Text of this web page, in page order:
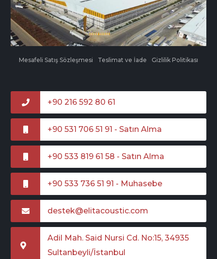
Mesafeli Satış Sözleşmesi Teslimat ve İade Gizlilik Politikası
+90 216 592 80 61
+90 531 706 51 91 - Satın Alma
+90 533 819 61 58 - Satın Alma
+90 533 736 51 91 - Muhasebe
destek@elitacoustic.com
Adil Mah. Said Nursi Cd. No:15, 34935
Sultanbeyli/İstanbul